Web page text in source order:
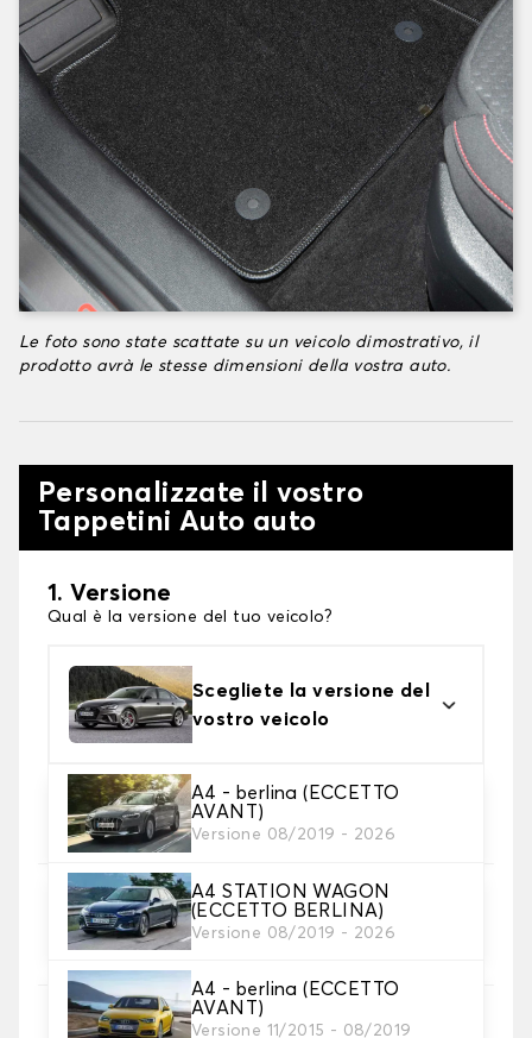
Le foto sono state scattate su un veicolo dimostrativo, il
prodotto avrà le stesse dimensioni della vostra auto.
Personalizzate il vostro
Tappetini Auto auto
1. Versione
Qual è la versione del tuo veicolo?
Scegliete la versione del
vostro veicolo
A4 - berlina (ECCETTO
AVANT)
Versione 08/2019 - 2026
A4 STATION WAGON
(ECCETTO BERLINA)
Versione 08/2019 - 2026
A4 - berlina (ECCETTO
AVANT)
Versione 11/2015 - 08/2019
2. Materiale
Scegli il materiale del tappetini auto
3. Set di tappetini
Selezionare il numero di tappetini per auto
necessari.
4. Colori dei tappetini